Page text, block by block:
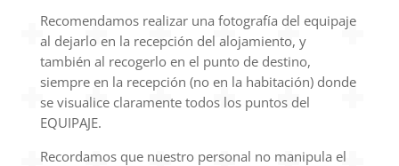
Recomendamos realizar una fotografía del equipaje
al dejarlo en la recepción del alojamiento, y
también al recogerlo en el punto de destino,
siempre en la recepción (no en la habitación) donde
se visualice claramente todos los puntos del
EQUIPAJE.
Recordamos que nuestro personal no manipula el